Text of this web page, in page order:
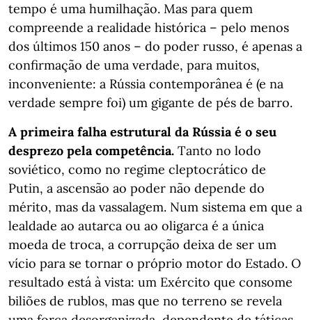
tempo é uma humilhação. Mas para quem
compreende a realidade histórica – pelo menos
dos últimos 150 anos – do poder russo, é apenas a
confirmação de uma verdade, para muitos,
inconveniente: a Rússia contemporânea é (e na
verdade sempre foi) um gigante de pés de barro.
A primeira falha estrutural da Rússia é o seu
desprezo pela competência. Tanto no lodo
soviético, como no regime cleptocrático de
Putin, a ascensão ao poder não depende do
mérito, mas da vassalagem. Num sistema em que a
lealdade ao autarca ou ao oligarca é a única
moeda de troca, a corrupção deixa de ser um
vício para se tornar o próprio motor do Estado. O
resultado está à vista: um Exército que consome
biliões de rublos, mas que no terreno se revela